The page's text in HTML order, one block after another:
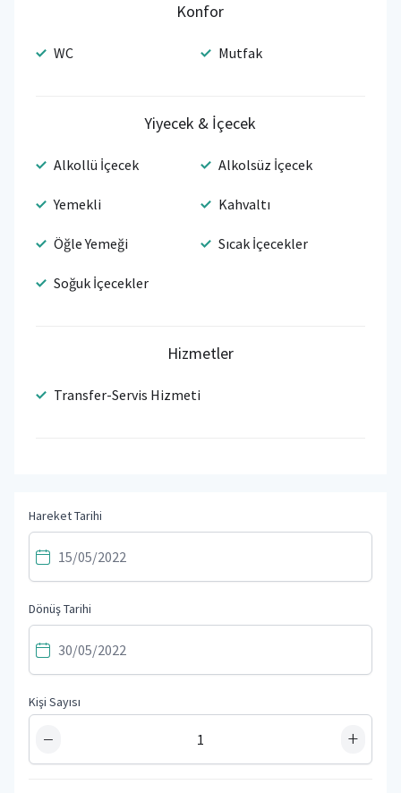
Konfor
WC Mutfak
Yiyecek & İçecek
Alkollü İçecek Alkolsüz İçecek
Yemekli Kahvaltı
Öğle Yemeği Sıcak İçecekler
Soğuk İçecekler
Hizmetler
Transfer-Servis Hizmeti
Hareket Tarihi
Dönüş Tarihi
Kişi Sayısı
− +